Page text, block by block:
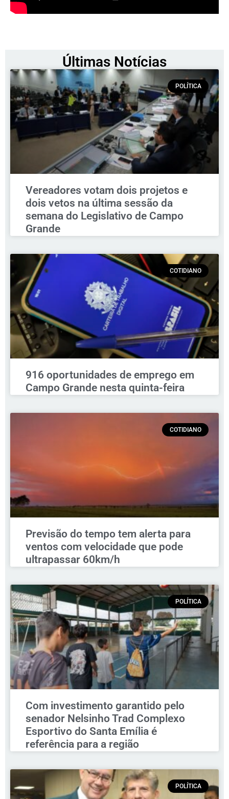
Últimas Notícias
POLÍTICA
Vereadores votam dois projetos e
dois vetos na última sessão da
semana do Legislativo de Campo
Grande
COTIDIANO
916 oportunidades de emprego em
Campo Grande nesta quinta-feira
COTIDIANO
Previsão do tempo tem alerta para
ventos com velocidade que pode
ultrapassar 60km/h
POLÍTICA
Com investimento garantido pelo
senador Nelsinho Trad Complexo
Esportivo do Santa Emília é
referência para a região
POLÍTICA